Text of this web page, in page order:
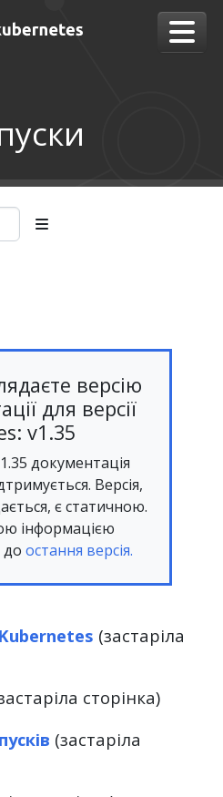
версію
для версії
v1.35
документація
Версія,
є статичною.
інформацією
до остання версія.
(застаріла
сторінка)
(застаріла